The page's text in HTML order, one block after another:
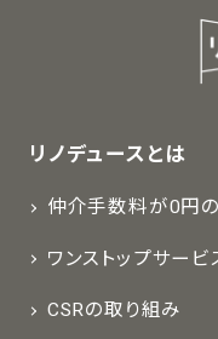
リノデュースとは
仲介手数料が0円
ワンストップサービ
CSRの取り組み